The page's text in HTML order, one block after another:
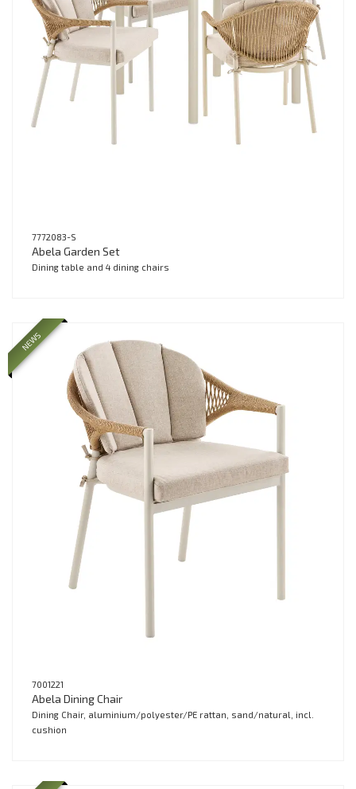
7772083-S
Abela Garden Set
Dining table and 4 dining chairs
NEWS
7001221
Abela Dining Chair
Dining Chair, aluminium/polyester/PE rattan, sand/natural, incl.
cushion